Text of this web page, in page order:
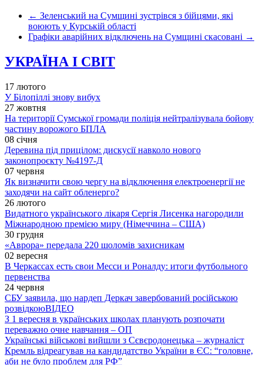
← Зеленський на Сумщині зустрівся з бійцями, які
воюють у Курській області
Графіки аварійних відключень на Сумщині скасовані →
УКРАЇНА І СВІТ
17 лютого
У Білопіллі знову вибух
27 жовтня
На території Сумської громади поліція нейтралізувала бойову
частину ворожого БПЛА
08 січня
Деревина під прицілом: дискусії навколо нового
законопроєкту №4197-Д
07 червня
Як визначити свою чергу на відключення електроенергії не
заходячи на сайт обленерго?
26 лютого
Видатного українського лікаря Сергія Лисенка нагородили
Міжнародною премією миру (Німеччина – США)
30 грудня
«Аврора» передала 220 шоломів захисникам
02 вересня
В Черкассах есть свои Месси и Роналду: итоги футбольного
первенства
24 червня
СБУ заявила, що нардеп Деркач завербований російською
розвідкоюВІДЕО
З 1 вересня в українських школах планують розпочати
переважно очне навчання – ОП
Українські військові вийшли з Сєвєродонецька – журналіст
Кремль відреагував на кандидатство України в ЄС: “головне,
аби не було проблем для РФ”